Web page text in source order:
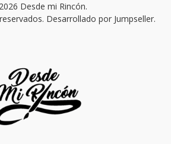
Desde mi Rincón.
Desarrollado por Jumpseller.